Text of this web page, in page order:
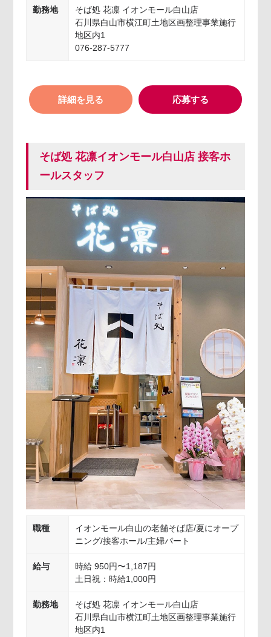
勤務地
そば処 花凛 イオンモール白山店
石川県白山市横江町土地区画整理事業施行
地区内1
076-287-5777
詳細を見る 応募する
そば処 花凛イオンモール白山店 接客ホ
ールスタッフ
職種
イオンモール白山の老舗そば店/夏にオープ
ニング/接客ホール/主婦パート
給与
時給 950円〜1,187円
土日祝：時給1,000円
勤務地
そば処 花凛 イオンモール白山店
石川県白山市横江町土地区画整理事業施行
地区内1